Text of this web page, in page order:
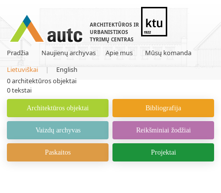
ARCHITEKTŪROS IR
URBANISTIKOS
TYRIMŲ CENTRAS
Pradžia Naujienų archyvas Apie mus
Mūsų komanda
Lietuviškai
|
English
0architektūros objektai
0tekstai
Architektūros objektai Bibliografija
Vaizdų archyvas Reikšminiai žodžiai
Paskaitos Projektai